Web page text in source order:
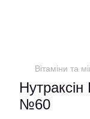
Вітаміни та
№60